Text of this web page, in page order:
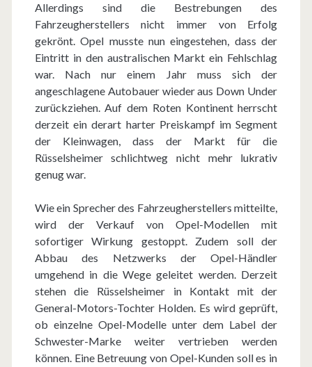
Allerdings sind die Bestrebungen des
Fahrzeugherstellers nicht immer von Erfolg
gekrönt. Opel musste nun eingestehen, dass der
Eintritt in den australischen Markt ein Fehlschlag
war. Nach nur einem Jahr muss sich der
angeschlagene Autobauer wieder aus Down Under
zurückziehen. Auf dem Roten Kontinent herrscht
derzeit ein derart harter Preiskampf im Segment
der Kleinwagen, dass der Markt für die
Rüsselsheimer schlichtweg nicht mehr lukrativ
genug war.
Wie ein Sprecher des Fahrzeugherstellers mitteilte,
wird der Verkauf von Opel-Modellen mit
sofortiger Wirkung gestoppt. Zudem soll der
Abbau des Netzwerks der Opel-Händler
umgehend in die Wege geleitet werden. Derzeit
stehen die Rüsselsheimer in Kontakt mit der
General-Motors-Tochter Holden. Es wird geprüft,
ob einzelne Opel-Modelle unter dem Label der
Schwester-Marke weiter vertrieben werden
können. Eine Betreuung von Opel-Kunden soll es in